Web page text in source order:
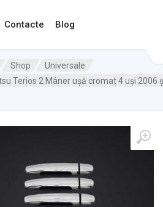
Contacte Blog
Shop
Universale
Terios 2 Mâner ușă cromat 4 uși 2006